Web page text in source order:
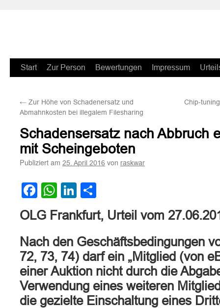
Zum
springen
Start Zur Person Bewertungen Impressum
← Zur Höhe von Schadenersatz und
Abmahnkosten bei illegalem Filesharing
Chip-
Schadensersatz nach Abbruch
mit Scheingeboten
Publiziert am 25. April 2016 von raskwar
Facebook
WhatsApp
LinkedIn
OLG Frankfurt, Urteil vom
Nach den Geschäftsbedingungen
72, 73, 74) darf ein „Mitglied (von
einer Auktion nicht durch die
Verwendung eines weiteren
die gezielte Einschaltung eines